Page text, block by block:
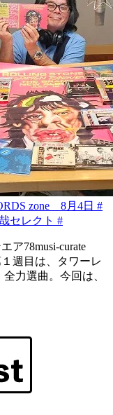
zone 8月4日 #
セレクト #
ア78musi-curate
週目は、タワーレ
力選曲。今回は、